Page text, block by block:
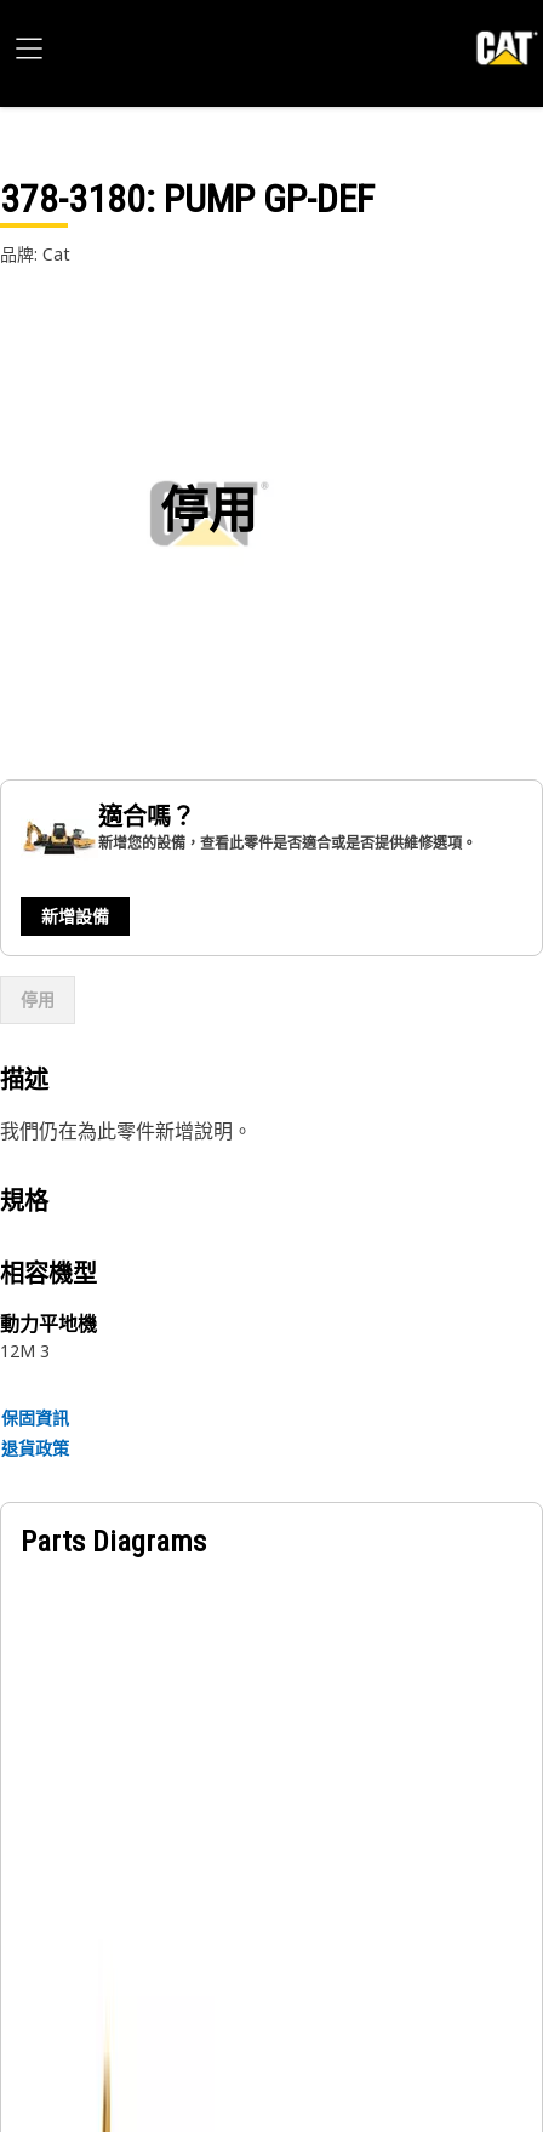
378-3180: PUMP GP-DEF
品牌: Cat
停用
適合嗎？
新增您的設備，查看此零件是否適合或是否提供維修選項。
新增設備
停用
描述
我們仍在為此零件新增說明。
規格
相容機型
動力平地機
12M 3
保固資訊
退貨政策
Parts Diagrams